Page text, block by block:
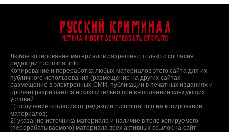
Русский Криминал
Истина любит действовать открыто
Любое копирование материалов разрешено только с согласия
редакции rucriminal.info.
Копирование и переработка любых материалов этого сайта для их
публичного использования (размещение на других сайтах,
размещение в электронных СМИ, публикации в печатных изданиях и
прочее) разрешается исключительно при выполнении следующих
условий:
1) получение согласия от редакции rucriminal.info на копирование
материалов;
2) указание источника материала и наличие в теле копируемого
(перерабатываемого) материала всех активных ссылок на сайт